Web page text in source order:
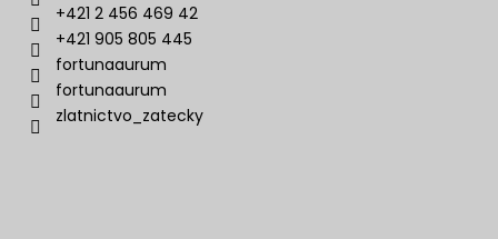
+421 2 456 469 42
+421 905 805 445
fortunaaurum
fortunaaurum
zlatnictvo_zatecky